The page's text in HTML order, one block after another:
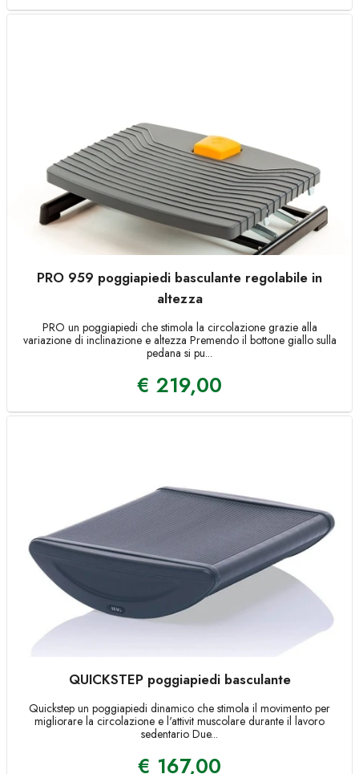
PRO 959 poggiapiedi basculante regolabile in
altezza
PRO un poggiapiedi che stimola la circolazione grazie alla
variazione di inclinazione e altezza Premendo il bottone giallo sulla
pedana si pu...
€ 219,00
QUICKSTEP poggiapiedi basculante
Quickstep un poggiapiedi dinamico che stimola il movimento per
migliorare la circolazione e l'attivit muscolare durante il lavoro
sedentario Due...
€ 167,00